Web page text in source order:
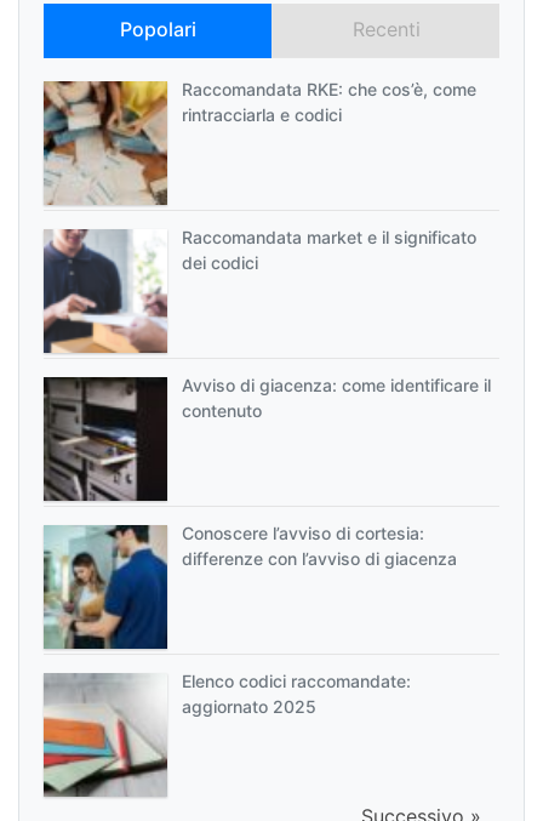
Popolari Recenti
Raccomandata RKE: che cos’è, come
rintracciarla e codici
Raccomandata market e il significato
dei codici
Avviso di giacenza: come identificare il
contenuto
Conoscere l’avviso di cortesia:
differenze con l’avviso di giacenza
Elenco codici raccomandate:
aggiornato 2025
Successivo »